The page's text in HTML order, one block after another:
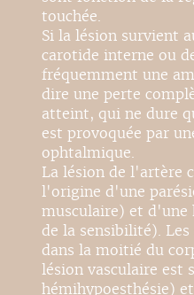
touchée.
Si la lésion survient
carotide interne ou
fréquemment une
dire une perte
atteint, qui ne dure
est provoquée par
ophtalmique.
La lésion de l'artère
l'origine d'une
musculaire) et
de la sensibilité).
dans la moitié du
lésion vasculaire est
hémihypoesthésie)